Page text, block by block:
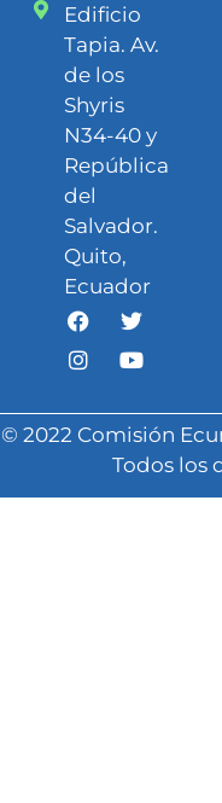
Edificio
Tapia. Av.
de los
Shyris
N34-40 y
República
del
Salvador.
Quito,
Ecuador
© 2022 Comisión
Todos los